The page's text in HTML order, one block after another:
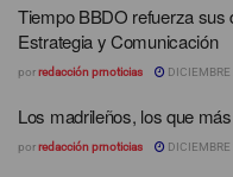
Tiempo BBDO refuerza sus
Estrategia y Comunicación
porredacción prnoticias
Los madrileños, los que
porredacción prnoticias